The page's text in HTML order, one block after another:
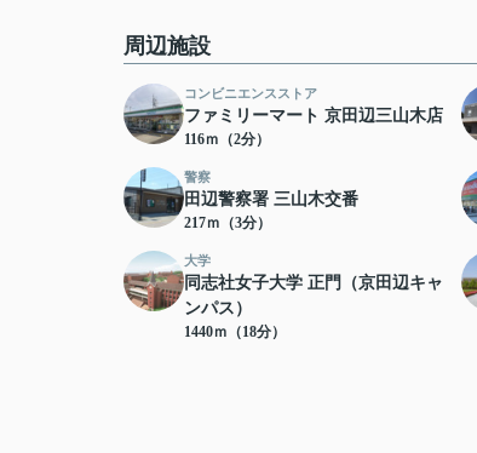
周辺施設
コンビニエンスストア
ファミリーマート 京田辺三山木店
116ｍ（2分）
警察
田辺警察署 三山木交番
217ｍ（3分）
大学
同志社女子大学 正門（京田辺キャ
ンパス）
1440ｍ（18分）